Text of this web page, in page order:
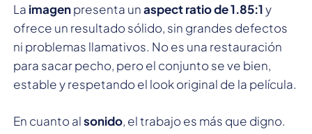
La imagenpresenta unaspect ratio de 1.85:1y
ofrece un resultado sólido, sin grandes defectos
ni problemas llamativos. No es una restauración
para sacar pecho, pero el conjunto se ve bien,
estable y respetando el look original de la película.
En cuanto alsonido, el trabajo es más que digno.